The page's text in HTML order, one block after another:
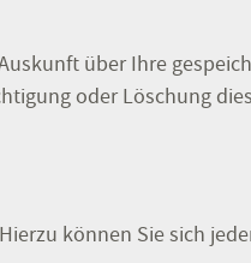
über Ihre
oder Löschung
können Sie sich